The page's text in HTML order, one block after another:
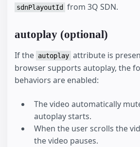
sdnPlayoutId from 3Q SDN.
autoplay (optional)
If the autoplay attribute is
browser supports autoplay, the
behaviors are enabled:
The video automatically
autoplay starts.
When the user scrolls the
the video pauses.